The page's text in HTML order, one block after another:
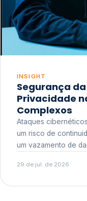
INSIGHT
Segurança
Privacidade
Complexos
Ataques
um risco de continuidade de
um vazamento de
reputacional e o
29 de jul. de 2026